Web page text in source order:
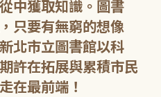
中獲取知識。圖書
只要有無窮的想像
北市立圖書館以科
許在拓展與累積市民
在最前端！